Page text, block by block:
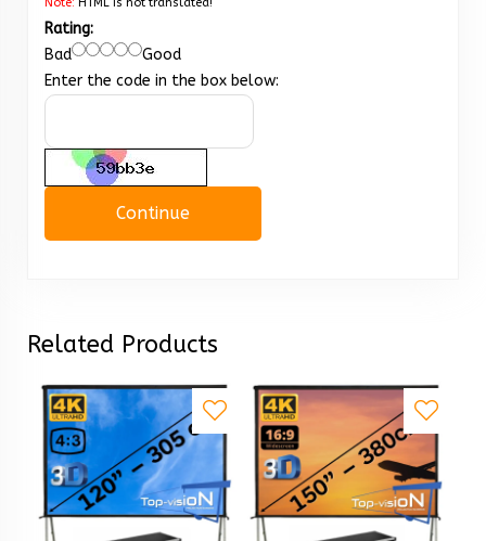
Rating:
Bad
Good
Enter the code in the box below:
Continue
Related Products